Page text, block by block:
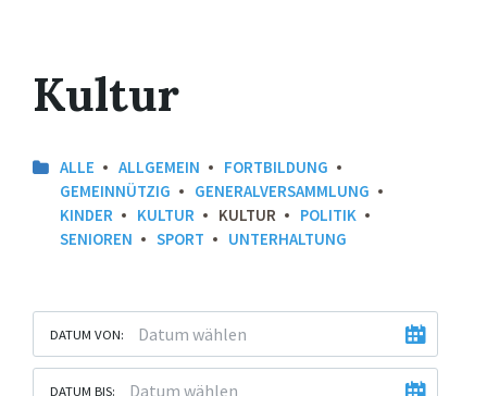
Kultur
ALLE ALLGEMEIN
FORTBILDUNG
GEMEINNÜTZIG
GENERALVERSAMMLUNG
KINDER
KULTUR KULTUR
POLITIK
SENIOREN
SPORT UNTERHALTUNG
DATUM VON:
DATUM BIS: